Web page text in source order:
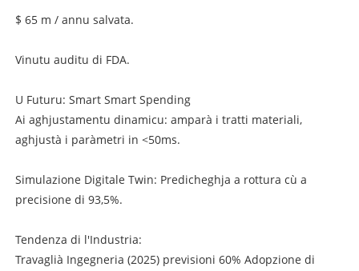
$ 65 m / annu salvata.
Vinutu auditu di FDA.
U Futuru: Smart Smart Spending
Ai aghjustamentu dinamicu: amparà i tratti materiali,
aghjustà i paràmetri in <50ms.
Simulazione Digitale Twin: Predicheghja a rottura cù a
precisione di 93,5%.
Tendenza di l'Industria:
Travaglià Ingegneria (2025) previsioni 60% Adopzione di